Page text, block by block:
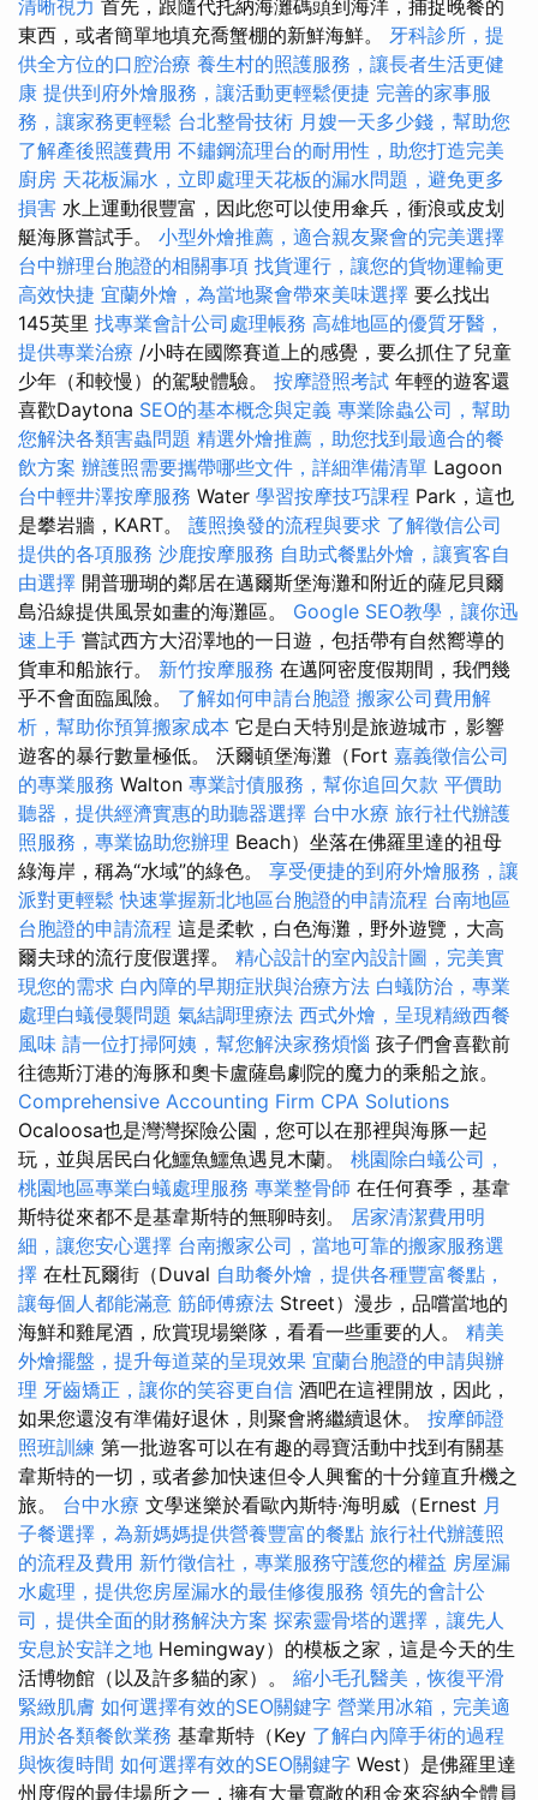
清晰視力 首先，跟隨代托納海灘碼頭到海洋，捕捉晚餐的
東西，或者簡單地填充喬蟹棚的新鮮海鮮。 牙科診所，提
供全方位的口腔治療 養生村的照護服務，讓長者生活更健
康 提供到府外燴服務，讓活動更輕鬆便捷 完善的家事服
務，讓家務更輕鬆 台北整骨技術 月嫂一天多少錢，幫助您
了解產後照護費用 不鏽鋼流理台的耐用性，助您打造完美
廚房 天花板漏水，立即處理天花板的漏水問題，避免更多
損害 水上運動很豐富，因此您可以使用傘兵，衝浪或皮划
艇海豚嘗試手。 小型外燴推薦，適合親友聚會的完美選擇
台中辦理台胞證的相關事項 找貨運行，讓您的貨物運輸更
高效快捷 宜蘭外燴，為當地聚會帶來美味選擇 要么找出
145英里 找專業會計公司處理帳務 高雄地區的優質牙醫，
提供專業治療 /小時在國際賽道上的感覺，要么抓住了兒童
少年（和較慢）的駕駛體驗。 按摩證照考試 年輕的遊客還
喜歡Daytona SEO的基本概念與定義 專業除蟲公司，幫助
您解決各類害蟲問題 精選外燴推薦，助您找到最適合的餐
飲方案 辦護照需要攜帶哪些文件，詳細準備清單 Lagoon
台中輕井澤按摩服務 Water 學習按摩技巧課程 Park，這也
是攀岩牆，KART。 護照換發的流程與要求 了解徵信公司
提供的各項服務 沙鹿按摩服務 自助式餐點外燴，讓賓客自
由選擇 開普珊瑚的鄰居在邁爾斯堡海灘和附近的薩尼貝爾
島沿線提供風景如畫的海灘區。 Google SEO教學，讓你迅
速上手 嘗試西方大沼澤地的一日遊，包括帶有自然嚮導的
貨車和船旅行。 新竹按摩服務 在邁阿密度假期間，我們幾
乎不會面臨風險。 了解如何申請台胞證 搬家公司費用解
析，幫助你預算搬家成本 它是白天特別是旅遊城市，影響
遊客的暴行數量極低。 沃爾頓堡海灘（Fort 嘉義徵信公司
的專業服務 Walton 專業討債服務，幫你追回欠款 平價助
聽器，提供經濟實惠的助聽器選擇 台中水療 旅行社代辦護
照服務，專業協助您辦理 Beach）坐落在佛羅里達的祖母
綠海岸，稱為“水域”的綠色。 享受便捷的到府外燴服務，讓
派對更輕鬆 快速掌握新北地區台胞證的申請流程 台南地區
台胞證的申請流程 這是柔軟，白色海灘，野外遊覽，大高
爾夫球的流行度假選擇。 精心設計的室內設計圖，完美實
現您的需求 白內障的早期症狀與治療方法 白蟻防治，專業
處理白蟻侵襲問題 氣結調理療法 西式外燴，呈現精緻西餐
風味 請一位打掃阿姨，幫您解決家務煩惱 孩子們會喜歡前
往德斯汀港的海豚和奧卡盧薩島劇院的魔力的乘船之旅。
Comprehensive Accounting Firm CPA Solutions
Ocaloosa也是灣灣探險公園，您可以在那裡與海豚一起
玩，並與居民白化鱷魚鱷魚遇見木蘭。 桃園除白蟻公司，
桃園地區專業白蟻處理服務 專業整骨師 在任何賽季，基韋
斯特從來都不是基韋斯特的無聊時刻。 居家清潔費用明
細，讓您安心選擇 台南搬家公司，當地可靠的搬家服務選
擇 在杜瓦爾街（Duval 自助餐外燴，提供各種豐富餐點，
讓每個人都能滿意 筋師傅療法 Street）漫步，品嚐當地的
海鮮和雞尾酒，欣賞現場樂隊，看看一些重要的人。 精美
外燴擺盤，提升每道菜的呈現效果 宜蘭台胞證的申請與辦
理 牙齒矯正，讓你的笑容更自信 酒吧在這裡開放，因此，
如果您還沒有準備好退休，則聚會將繼續退休。 按摩師證
照班訓練 第一批遊客可以在有趣的尋寶活動中找到有關基
韋斯特的一切，或者參加快速但令人興奮的十分鐘直升機之
旅。 台中水療 文學迷樂於看歐內斯特·海明威（Ernest 月
子餐選擇，為新媽媽提供營養豐富的餐點 旅行社代辦護照
的流程及費用 新竹徵信社，專業服務守護您的權益 房屋漏
水處理，提供您房屋漏水的最佳修復服務 領先的會計公
司，提供全面的財務解決方案 探索靈骨塔的選擇，讓先人
安息於安詳之地 Hemingway）的模板之家，這是今天的生
活博物館（以及許多貓的家）。 縮小毛孔醫美，恢復平滑
緊緻肌膚 如何選擇有效的SEO關鍵字 營業用冰箱，完美適
用於各類餐飲業務 基韋斯特（Key 了解白內障手術的過程
與恢復時間 如何選擇有效的SEO關鍵字 West）是佛羅里達
州度假的最佳場所之一，擁有大量寬敞的租金來容納全體員